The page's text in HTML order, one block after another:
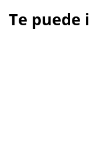
Te puede